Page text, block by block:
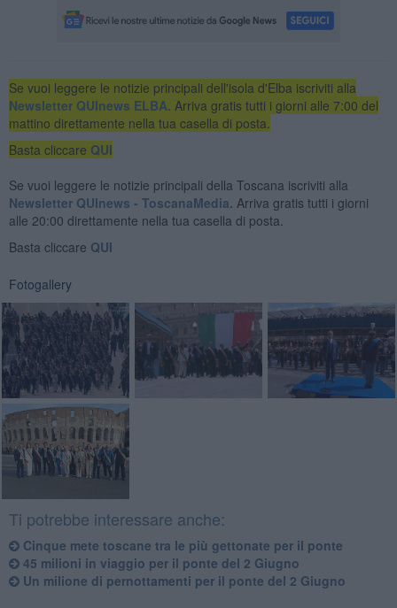
Se vuoi leggere le notizie principali dell'isola d'Elba iscriviti alla
Newsletter QUInews ELBA. Arriva gratis tutti i giorni alle 7:00 del
mattino direttamente nella tua casella di posta.
Basta cliccare QUI
Se vuoi leggere le notizie principali della Toscana iscriviti alla
Newsletter QUInews - ToscanaMedia. Arriva gratis tutti i giorni
alle 20:00 direttamente nella tua casella di posta.
Basta cliccare QUI
Fotogallery
Ti potrebbe interessare anche:
Cinque mete toscane tra le più gettonate per il ponte
45 milioni in viaggio per il ponte del 2 Giugno
Un milione di pernottamenti per il ponte del 2 Giugno